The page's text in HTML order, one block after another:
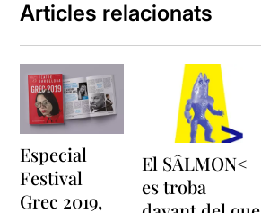
Articles relacionats
Especial
Festival
Grec 2019,
El SÂLMON<
es troba